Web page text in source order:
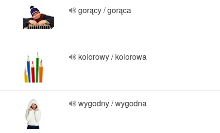
gorący / gorąca
kolorowy / kolorowa
wygodny / wygodna